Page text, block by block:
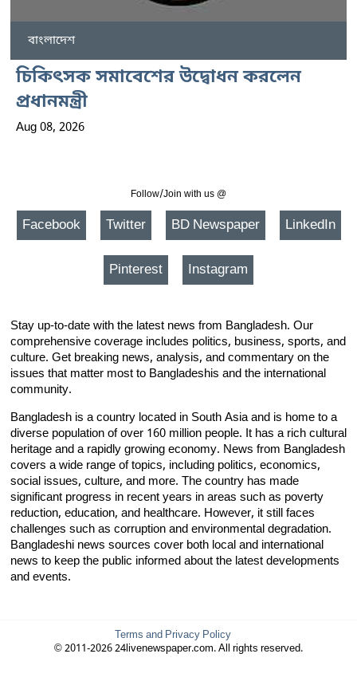
বাংলাদেশ
চিকিৎসক সমাবেশের উদ্বোধন করলেন
প্রধানমন্ত্রী
Aug 08, 2026
Follow/Join with us @
Facebook Twitter BD Newspaper LinkedIn
Pinterest Instagram
Stay up-to-date with the latest news from Bangladesh. Our
comprehensive coverage includes politics, business, sports, and
culture. Get breaking news, analysis, and commentary on the
issues that matter most to Bangladeshis and the international
community.
Bangladesh is a country located in South Asia and is home to a
diverse population of over 160 million people. It has a rich cultural
heritage and a rapidly growing economy. News from Bangladesh
covers a wide range of topics, including politics, economics,
social issues, culture, and more. The country has made
significant progress in recent years in areas such as poverty
reduction, education, and healthcare. However, it still faces
challenges such as corruption and environmental degradation.
Bangladeshi news sources cover both local and international
news to keep the public informed about the latest developments
and events.
Terms and Privacy Policy
© 2011-2026 24livenewspaper.com. All rights reserved.